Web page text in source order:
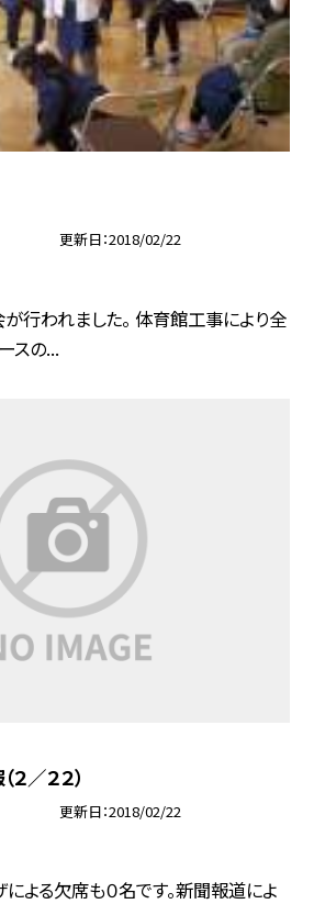
更新日 2018/02/22
が行われました。 体育館工事により全
スの...
／２２）
更新日 2018/02/22
よる欠席も０名です。新聞報道によ